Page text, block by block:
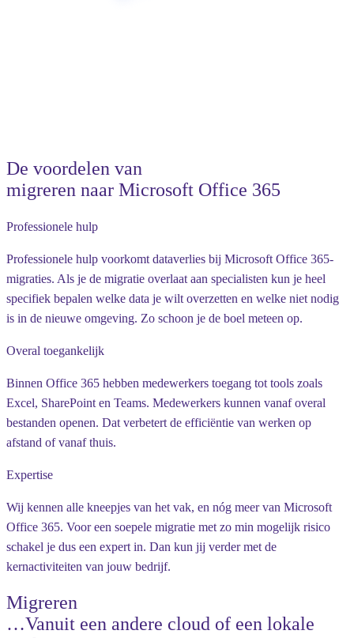
De voordelen van
migreren naar Microsoft Office 365
Professionele hulp
Professionele hulp voorkomt dataverlies bij Microsoft Office 365-
migraties. Als je de migratie overlaat aan specialisten kun je heel
specifiek bepalen welke data je wilt overzetten en welke niet nodig
is in de nieuwe omgeving. Zo schoon je de boel meteen op.
Overal toegankelijk
Binnen Office 365 hebben medewerkers toegang tot tools zoals
Excel, SharePoint en Teams. Medewerkers kunnen vanaf overal
bestanden openen. Dat verbetert de efficiëntie van werken op
afstand of vanaf thuis.
Expertise
Wij kennen alle kneepjes van het vak, en nóg meer van Microsoft
Office 365. Voor een soepele migratie met zo min mogelijk risico
schakel je dus een expert in. Dan kun jij verder met de
kernactiviteiten van jouw bedrijf.
Migreren
…Vanuit een andere cloud of een lokale